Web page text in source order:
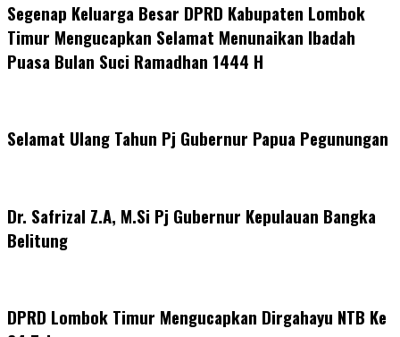
Segenap Keluarga Besar DPRD Kabupaten Lombok
Timur Mengucapkan Selamat Menunaikan Ibadah
Puasa Bulan Suci Ramadhan 1444 H
Selamat Ulang Tahun Pj Gubernur Papua Pegunungan
Dr. Safrizal Z.A, M.Si Pj Gubernur Kepulauan Bangka
Belitung
DPRD Lombok Timur Mengucapkan Dirgahayu NTB Ke